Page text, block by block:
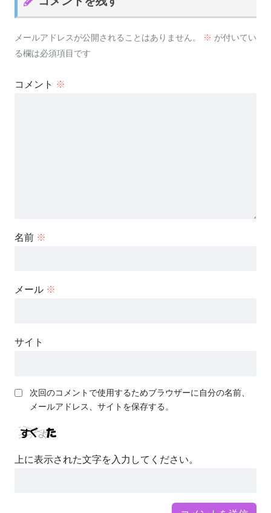
メールアドレスが公開されることはありません。 ※ が付いてい
る欄は必須項目です
コメント ※
名前 ※
メール ※
サイト
次回のコメントで使用するためブラウザーに自分の名前、
メールアドレス、サイトを保存する。
上に表示された文字を入力してください。